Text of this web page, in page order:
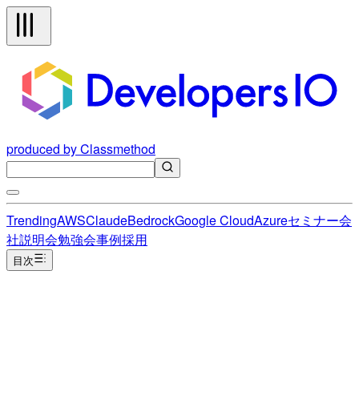
produced by Classmethod
TrendingAWSClaudeBedrockGoogle CloudAzureセミナー会
社説明会勉強会事例採用
目次